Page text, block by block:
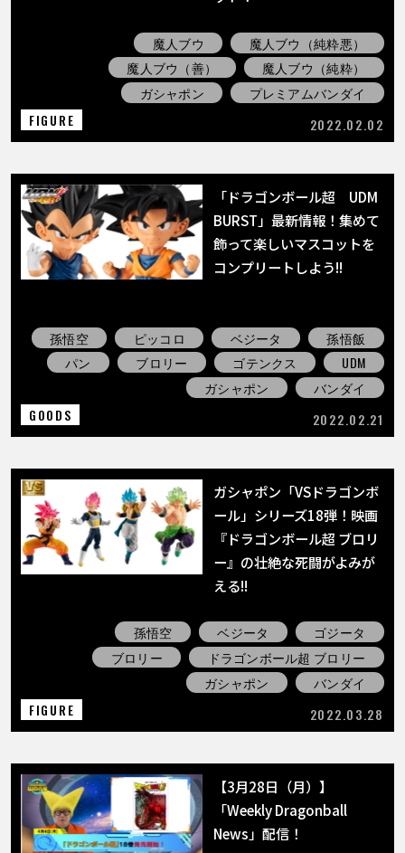
魔人ブウ
魔人ブウ（純粋悪）
魔人ブウ（善）
魔人ブウ（純粋）
ガシャポン
プレミアムバンダイ
FIGURE
2022.02.02
「ドラゴンボール超 UDM
BURST」最新情報！集めて
飾って楽しいマスコットを
コンプリートしよう!!
孫悟空 ピッコロ ベジータ
孫悟飯
パン
ブロリー ゴテンクス
UDM
ガシャポン
バンダイ
GOODS
2022.02.21
ガシャポン「VSドラゴンボ
ール」シリーズ18弾！映画
『ドラゴンボール超 ブロリ
ー』の壮絶な死闘がよみが
える!!
孫悟空 ベジータ
ゴジータ
ブロリー
ドラゴンボール超 ブロリー
ガシャポン
バンダイ
FIGURE
2022.03.28
【3月28日（月）】
「Weekly Dragonball
News」配信！